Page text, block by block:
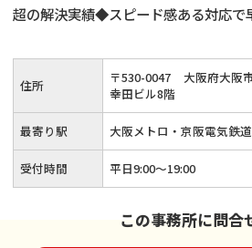
超の解決実績◆スピード感ある対応
駅徒歩7分≪あなたの悩みを私たちに
住所 〒530-0047
大阪府大阪
幸田ビル8階
最寄り駅 大阪メトロ・京阪電気鉄
受付時間 平日9:00～19:00
この事務所に問合